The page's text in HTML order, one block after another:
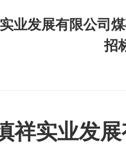
业发展有限公司
招
祥实业发